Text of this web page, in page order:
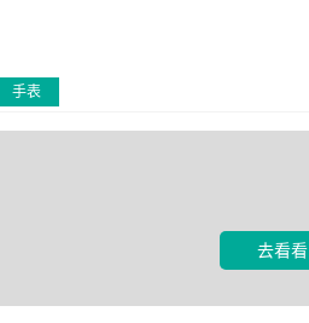
手表
去看看